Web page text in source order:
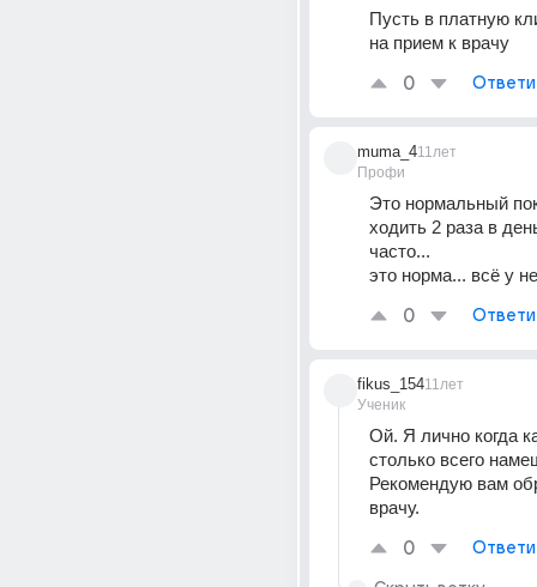
Пусть в платную
на прием к врачу
0
muma_4
Профи
11лет
Это нормальный
ходить 2 раза в
часто...
это норма... всё у
0
fikus_154
Ученик
11лет
Ой. Я лично когда
столько всего
Рекомендую вам
врачу.
0